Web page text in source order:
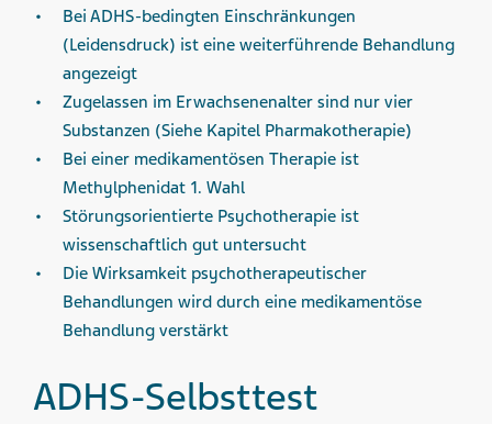
Bei ADHS-bedingten Einschränkungen
(Leidensdruck) ist eine weiterführende Behandlung
angezeigt
Zugelassen im Erwachsenenalter sind nur vier
Substanzen (Siehe Kapitel Pharmakotherapie)
Bei einer medikamentösen Therapie ist
Methylphenidat 1. Wahl
Störungsorientierte Psychotherapie ist
wissenschaftlich gut untersucht
Die Wirksamkeit psychotherapeutischer
Behandlungen wird durch eine medikamentöse
Behandlung verstärkt
ADHS-Selbsttest